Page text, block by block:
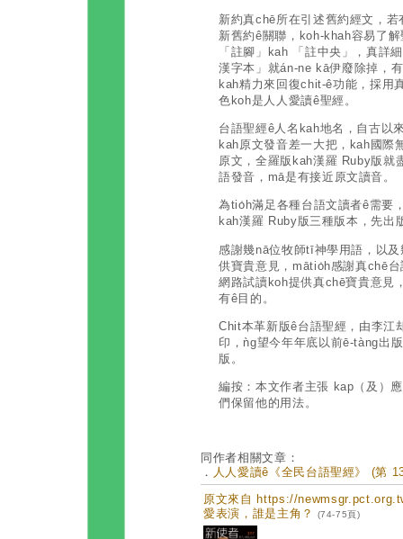
新約真chē所在引述舊約經文，
新舊約ê關聯，koh-khah容易了
「註腳」kah 「註中央」，真詳
漢字本」就án-ne kā伊廢除掉，
kah精力來回復chit-ê功能，採用
色koh是人人愛讀ê聖經。
台語聖經ê人名kah地名，自古以
kah原文發音差一大把，kah國際
原文，全羅版kah漢羅 Ruby版就
語發音，mā是有接近原文讀音。
為tio̍h滿足各種台語文讀者ê需要
kah漢羅 Ruby版三種版本，先出
感謝幾nā位牧師tī神學用語，以
供寶貴意見，mātio̍h感謝真chē
網路試讀koh提供真chē寶貴意見
有ê目的。
Chit本革新版ê台語聖經，由李江
印，ǹg望今年年底以前ē-tàng出
版。
編按：本文作者主張 kap（及）
們保留他的用法。
同作者相關文章：
． 人人愛讀ê《全民台語聖經》 (第
原文來自 https://
愛表演，誰是主角？
(74-75頁)